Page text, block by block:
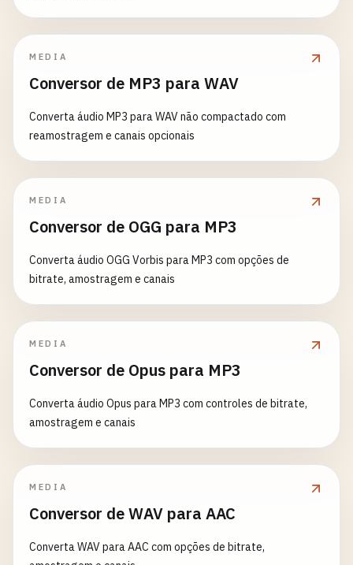
MEDIA
Conversor de MP3 para WAV
Converta áudio MP3 para WAV não compactado com
reamostragem e canais opcionais
MEDIA
Conversor de OGG para MP3
Converta áudio OGG Vorbis para MP3 com opções de
bitrate, amostragem e canais
MEDIA
Conversor de Opus para MP3
Converta áudio Opus para MP3 com controles de bitrate,
amostragem e canais
MEDIA
Conversor de WAV para AAC
Converta WAV para AAC com opções de bitrate,